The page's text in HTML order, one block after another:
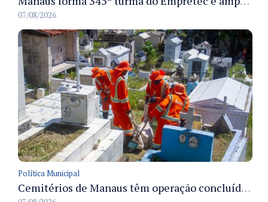
07/08/2026
Política Municipal
Cemitérios de Manaus têm operação concluída e estrutura pronta para receber famílias no Dia dos Pais